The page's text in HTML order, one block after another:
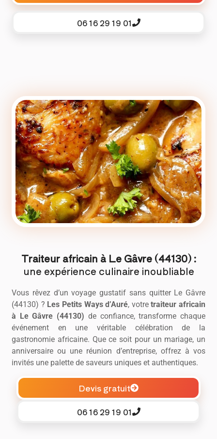
06 16 29 19 01
Traiteur africain à Le Gâvre (44130) :
une expérience culinaire inoubliable
Vous rêvez d’un voyage gustatif sans quitter Le Gâvre
(44130) ? Les Petits Ways d’Auré, votretraiteur africain
à Le Gâvre (44130) de confiance, transforme chaque
événement en une véritable célébration de la
gastronomie africaine. Que ce soit pour un mariage, un
anniversaire ou une réunion d’entreprise, offrez à vos
invités une palette de saveurs uniques et authentiques.
Devis gratuit
06 16 29 19 01